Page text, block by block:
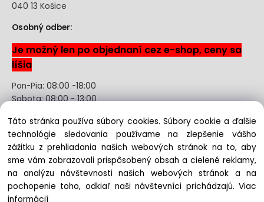
040 13 Košice
Osobný odber:
Je možný len po objednaní cez e-shop, ceny sa
líšia
Pon-Pia: 08:00 -18:00
Sobota: 08:00 - 13:00
Odstúpenie od kúpnej zmluvy uzavretej na diaľku bez
registrácie
Copyright © 2022 lapex.sk, All rights reserved
Táto stránka používa súbory cookies. Súbory cookie a ďalšie
technológie sledovania používame na zlepšenie vášho
zážitku z prehliadania našich webových stránok na to, aby
sme vám zobrazovali prispôsobený obsah a cielené reklamy,
na analýzu návštevnosti našich webových stránok a na
pochopenie toho, odkiaľ naši návštevníci prichádzajú.Viac
informácií